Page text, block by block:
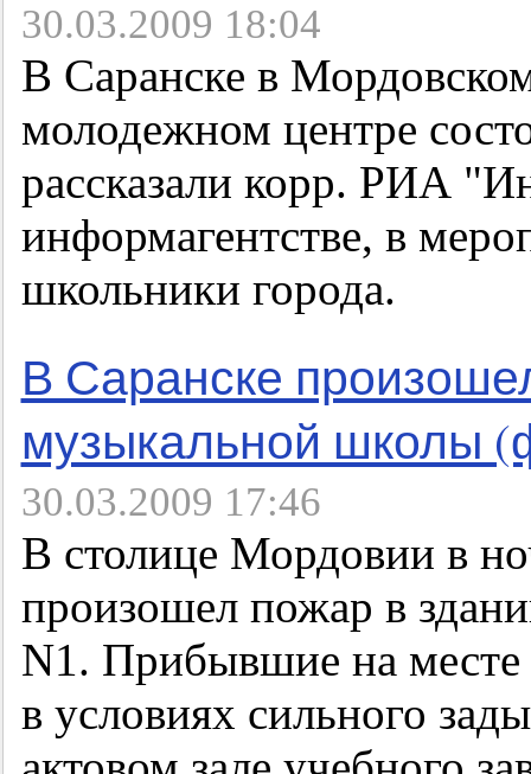
30.03.2009 18:04
В Саранске в
молодежном центре
рассказали корр. РИА
информагентстве, в
школьники города.
В Саранске
музыкальной школы
30.03.2009 17:46
В столице Мордовии в
произошел пожар в
N1. Прибывшие на
в условиях сильного